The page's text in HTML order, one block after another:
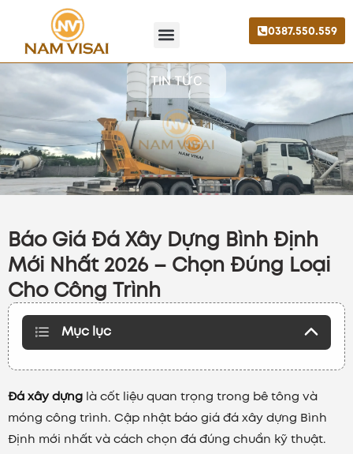
0387.550.559
TIN TỨC
Báo Giá Đá Xây Dựng Bình Định
Mới Nhất 2026 – Chọn Đúng Loại
Cho Công Trình
Mục lục
Đá xây dựng là cốt liệu quan trọng trong bê tông và
móng công trình. Cập nhật báo giá đá xây dựng Bình
Định mới nhất và cách chọn đá đúng chuẩn kỹ thuật.